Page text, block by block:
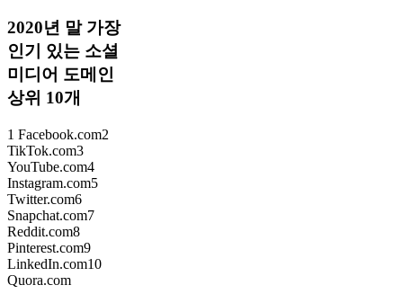
2020년 말 가장
인기 있는 소셜
미디어 도메인
상위 10개
1 Facebook.com2
TikTok.com3
YouTube.com4
Instagram.com5
Twitter.com6
Snapchat.com7
Reddit.com8
Pinterest.com9
LinkedIn.com10
Quora.com